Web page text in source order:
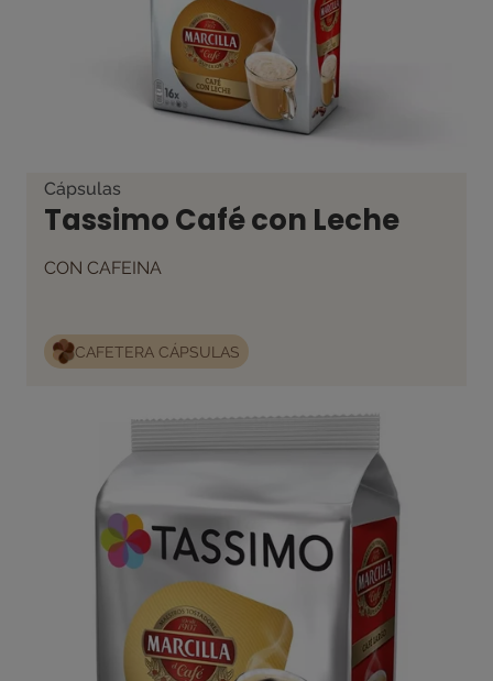
Cápsulas
Tassimo Café con Leche
CON CAFEINA
CAFETERA CÁPSULAS